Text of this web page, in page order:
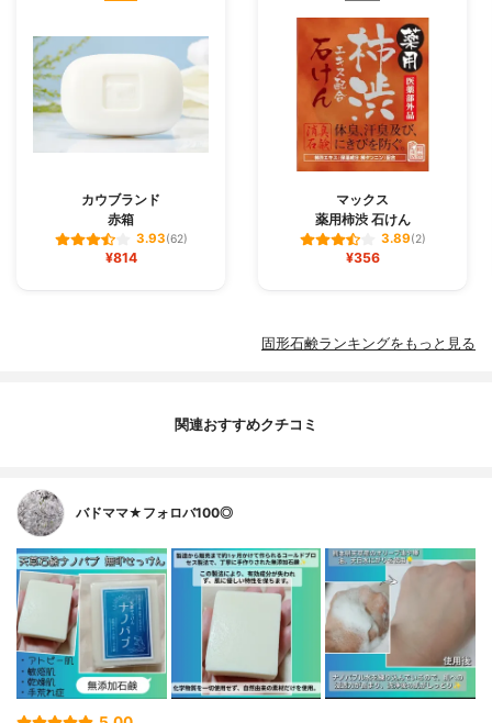
カウブランド
赤箱
3.93(62)
¥814
マックス
薬用柿渋 石けん
3.89(2)
¥356
固形石鹸ランキングをもっと見る
関連おすすめクチコミ
バドママ★フォロバ100◎